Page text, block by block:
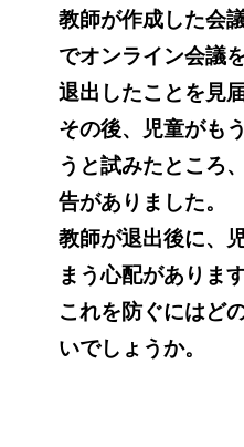
教師が作成した会
でオンライン会議
退出したことを見
その後、児童がも
うと試みたところ
告がありました。
教師が退出後に、
まう心配があります
これを防ぐにはど
いでしょうか。